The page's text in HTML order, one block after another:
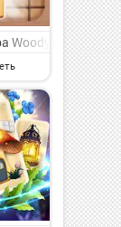
пять в ряд на
Woody 99 -